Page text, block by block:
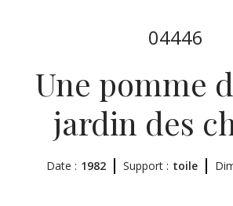
BIOGRAPHY
THEMES
THE WORK
04446
Une pomme
jardin des
Date : 1982 Support : toile